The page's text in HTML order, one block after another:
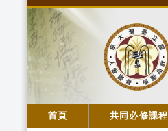
首頁 共同必修課程